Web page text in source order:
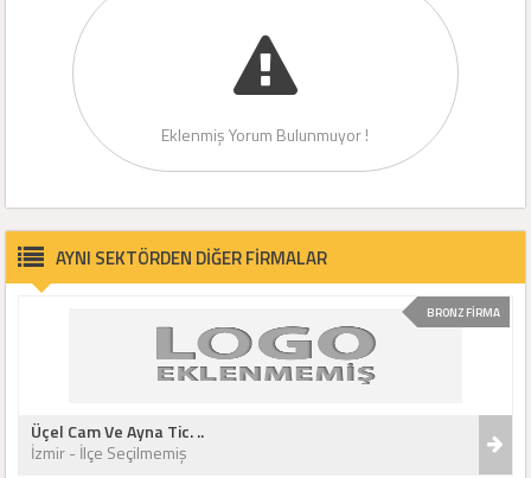
Eklenmiş Yorum Bulunmuyor !
AYNI SEKTÖRDEN DİĞER FİRMALAR
BRONZ FİRMA
Üçel Cam Ve Ayna Tic. ..
İzmir - İlçe Seçilmemiş